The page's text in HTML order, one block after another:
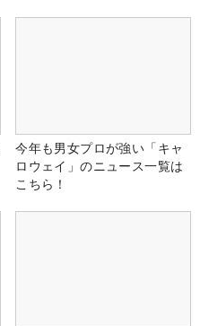
今年も男女プロが強い「キャ
ロウェイ」のニュース一覧は
こちら！